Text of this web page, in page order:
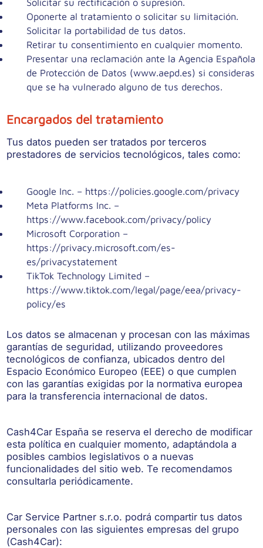
Oponerte al tratamiento o solicitar su limitación.
Solicitar la portabilidad de tus datos.
Retirar tu consentimiento en cualquier momento.
Presentar una reclamación ante la Agencia Española
de Protección de Datos (www.aepd.es) si consideras
que se ha vulnerado alguno de tus derechos.
Encargados del tratamiento
Tus datos pueden ser tratados por terceros
prestadores de servicios tecnológicos, tales como:
Google Inc. – https://policies.google.com/privacy
Meta Platforms Inc. –
https://www.facebook.com/privacy/policy
Microsoft Corporation –
https://privacy.microsoft.com/es-
es/privacystatement
TikTok Technology Limited –
https://www.tiktok.com/legal/page/eea/privacy-
policy/es
Los datos se almacenan y procesan con las máximas
garantías de seguridad, utilizando proveedores
tecnológicos de confianza, ubicados dentro del
Espacio Económico Europeo (EEE) o que cumplen
con las garantías exigidas por la normativa europea
para la transferencia internacional de datos.
Cash4Car España se reserva el derecho de modificar
esta política en cualquier momento, adaptándola a
posibles cambios legislativos o a nuevas
funcionalidades del sitio web. Te recomendamos
consultarla periódicamente.
Car Service Partner s.r.o. podrá compartir tus datos
personales con las siguientes empresas del grupo
(Cash4Car):